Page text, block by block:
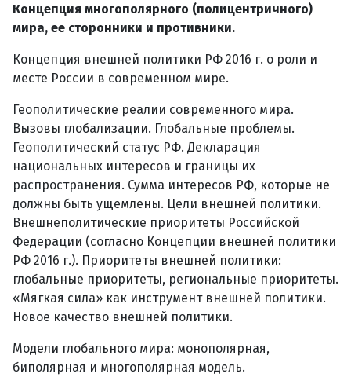
Концепция многополярного (полицентричного)
мира, ее сторонники и противники.
Концепция внешней политики РФ 2016 г. о роли и
месте России в современном мире.
Геополитические реалии современного мира.
Вызовы глобализации. Глобальные проблемы.
Геополитический статус РФ. Декларация
национальных интересов и границы их
распространения. Сумма интересов РФ, которые не
должны быть ущемлены. Цели внешней политики.
Внешнеполитические приоритеты Российской
Федерации (согласно Концепции внешней политики
РФ 2016 г.). Приоритеты внешней политики:
глобальные приоритеты, региональные приоритеты.
«Мягкая сила» как инструмент внешней политики.
Новое качество внешней политики.
Модели глобального мира: монополярная,
биполярная и многополярная модель.